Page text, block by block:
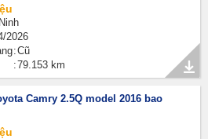
2026
Cũ
79.153 km
Camry 2.5Q model 2016 bao